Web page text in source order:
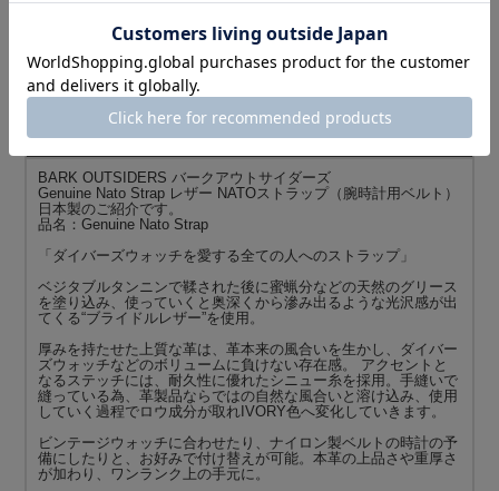
ラッドなアイテムを愛するアウトサイドな個人が作り、一つ一つ
少し個性が際立つブランド。
その他のBARK OUTSIDERS バークアウトサイダーズはこちら
商品説明
BARK OUTSIDERS バークアウトサイダーズ
Genuine Nato Strap レザー NATOストラップ（腕時計用ベルト）
日本製のご紹介です。
品名：Genuine Nato Strap
「ダイバーズウォッチを愛する全ての人へのストラップ」
ベジタブルタンニンで鞣された後に蜜蝋分などの天然のグリース
を塗り込み、使っていくと奥深くから滲み出るような光沢感が出
てくる“ブライドルレザー”を使用。
厚みを持たせた上質な革は、革本来の風合いを生かし、ダイバー
ズウォッチなどのボリュームに負けない存在感。 アクセントと
なるステッチには、耐久性に優れたシニュー糸を採用。手縫いで
縫っている為、革製品ならではの自然な風合いと溶け込み、使用
していく過程でロウ成分が取れIVORY色へ変化していきます。
ビンテージウォッチに合わせたり、ナイロン製ベルトの時計の予
備にしたりと、お好みで付け替えが可能。本革の上品さや重厚さ
が加わり、ワンランク上の手元に。